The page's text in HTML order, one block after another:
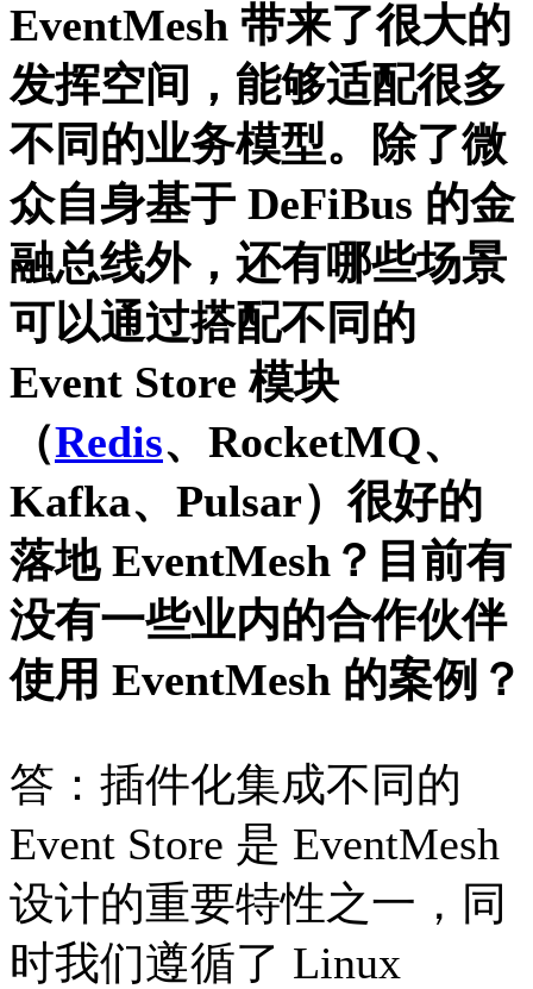
EventMesh 带来了很大的
发挥空间，能够适配很多
不同的业务模型。除了微
众自身基于 DeFiBus 的金
融总线外，还有哪些场景
可以通过搭配不同的
Event Store 模块
（Redis、RocketMQ、
Kafka、Pulsar）很好的
落地 EventMesh？目前有
没有一些业内的合作伙伴
使用 EventMesh 的案例？
答：插件化集成不同的
Event Store 是 EventMesh
设计的重要特性之一，同
时我们遵循了 Linux